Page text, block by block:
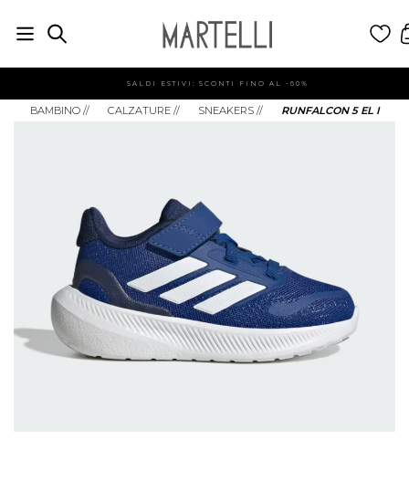
SALDI ESTIVI: SCONTI FINO AL -60%
BAMBINO// CALZATURE// SNEAKERS// RUNFALCON 5 EL I